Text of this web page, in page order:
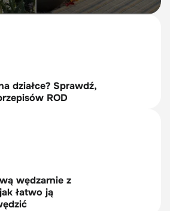
działce? Sprawdź,
ROD
wędzarnie z
łatwo ją